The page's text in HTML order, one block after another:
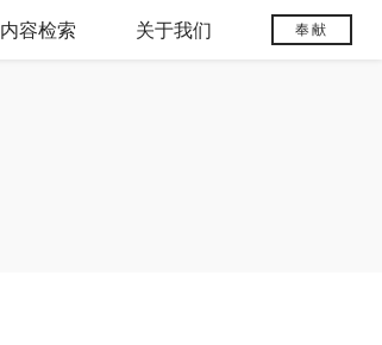
内容检索 关于我们 奉献